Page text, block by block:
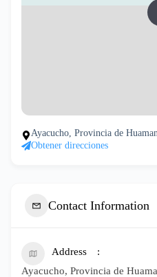
Ayacucho, Provincia de
Obtener direcciones
Contact Information
Address
Ayacucho, Provincia de